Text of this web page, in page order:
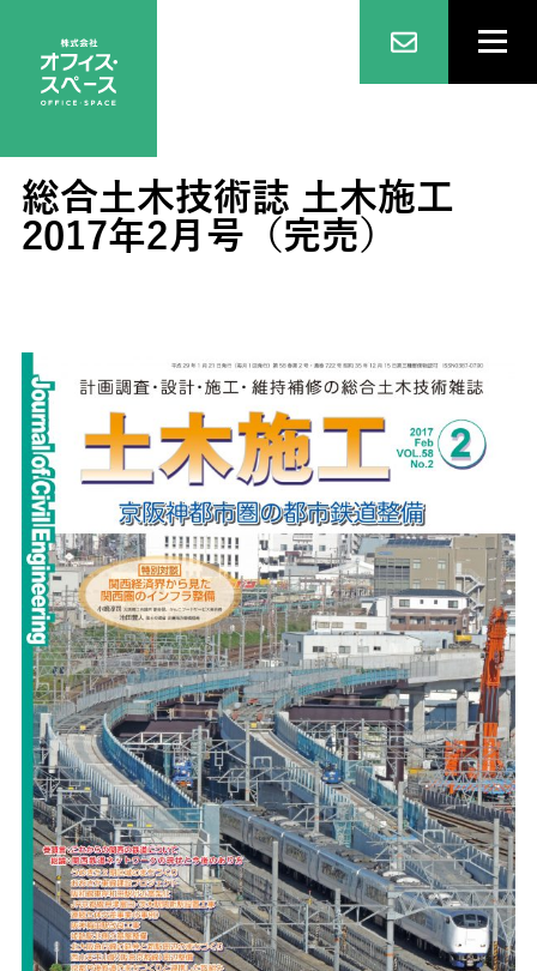
総合土木技術誌 土木施工
2017年2月号（完売）